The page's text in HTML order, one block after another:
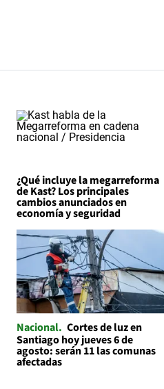
¿Qué incluye la megarreforma
de Kast? Los principales
cambios anunciados en
economía y seguridad
Nacional Cortes de luz en
Santiago hoy jueves 6 de
agosto: serán 11 las comunas
afectadas